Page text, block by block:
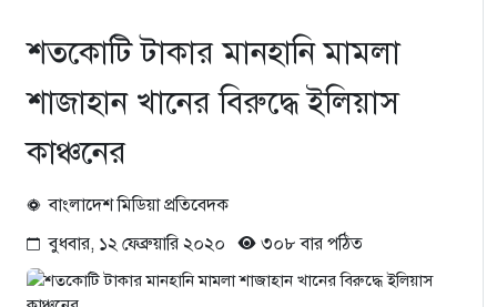
শতকোটি টাকার মানহানি মামলা
শাজাহান খানের বিরুদ্ধে ইলিয়াস
কাঞ্চনের
বাংলাদেশ মিডিয়া প্রতিবেদক
বুধবার, ১২ ফেব্রুয়ারি ২০২০
৩০৮ বার পঠিত